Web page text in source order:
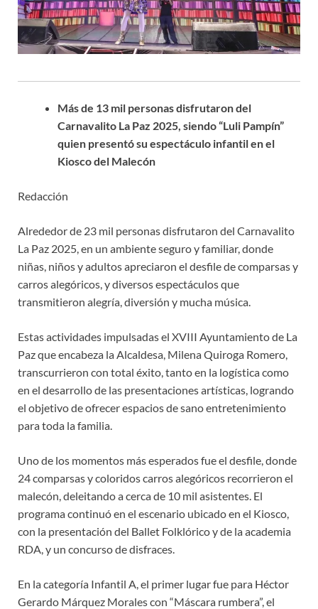
Más de 13 mil personas disfrutaron del
Carnavalito La Paz 2025, siendo “Luli Pampín”
quien presentó su espectáculo infantil en el
Kiosco del Malecón
Redacción
Alrededor de 23 mil personas disfrutaron del Carnavalito
La Paz 2025, en un ambiente seguro y familiar, donde
niñas, niños y adultos apreciaron el desfile de comparsas y
carros alegóricos, y diversos espectáculos que
transmitieron alegría, diversión y mucha música.
Estas actividades impulsadas el XVIII Ayuntamiento de La
Paz que encabeza la Alcaldesa, Milena Quiroga Romero,
transcurrieron con total éxito, tanto en la logística como
en el desarrollo de las presentaciones artísticas, logrando
el objetivo de ofrecer espacios de sano entretenimiento
para toda la familia.
Uno de los momentos más esperados fue el desfile, donde
24 comparsas y coloridos carros alegóricos recorrieron el
malecón, deleitando a cerca de 10 mil asistentes. El
programa continuó en el escenario ubicado en el Kiosco,
con la presentación del Ballet Folklórico y de la academia
RDA, y un concurso de disfraces.
En la categoría Infantil A, el primer lugar fue para Héctor
Gerardo Márquez Morales con “Máscara rumbera”, el